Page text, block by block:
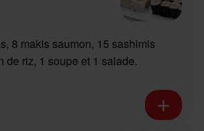
8 makis saumon, 15 sashimis
de riz, 1 soupe et 1 salade.